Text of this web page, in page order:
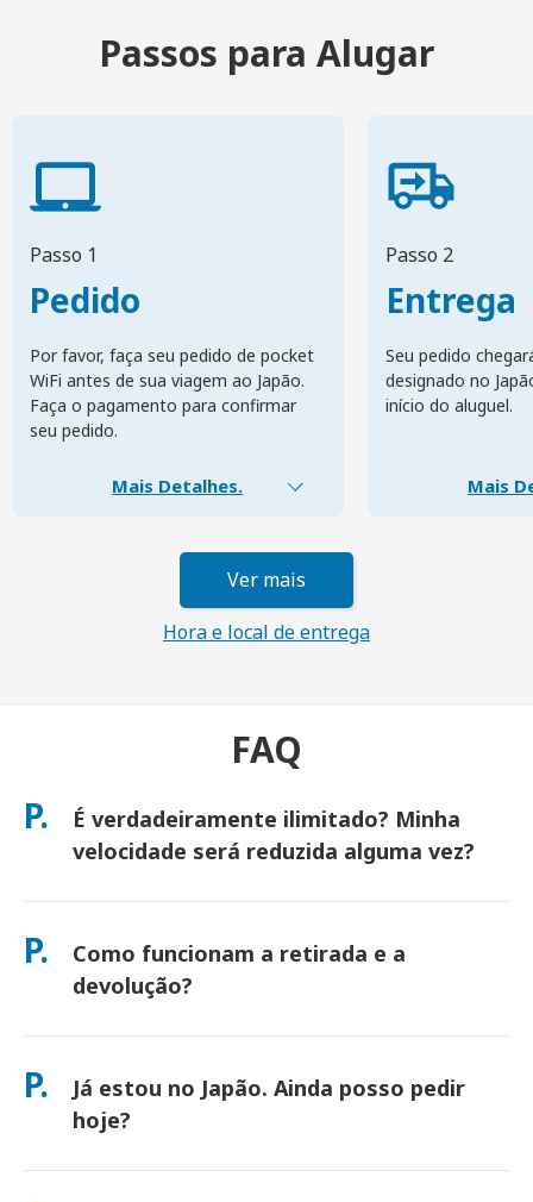
Passos para Alugar
Passo 1
Pedido
Por favor, faça seu pedido de pocket
WiFi antes de sua viagem ao Japão.
Faça o pagamento para confirmar
seu pedido.
Mais Detalhes.
Passo 2
Entrega
Seu pedido
designado no
início do aluguel.
Mais
Ver mais
Hora e local de entrega
FAQ
P.
É verdadeiramente ilimitado? Minha
velocidade será reduzida alguma vez?
Sim. É verdadeiramente ilimitado e não aplicamos limites de
Você pode usar quantos dados quiser, o dia todo. (Como
qualquer rede móvel, o congestionamento temporário da
operadora pode afetar as velocidades). Se alguma vez ocorrer
P.
Como funcionam a retirada e a
devolução?
Retire nos principais aeroportos ou escolha entrega em
devolução pré-pago está incluído — basta depositá-lo em
qualquer caixa de correio no Japão. Sem papelada, sem filas
no balcão.
P.
Já estou no Japão. Ainda posso pedir
hoje?
Sim. A retirada no mesmo dia no aeroporto está disponível.